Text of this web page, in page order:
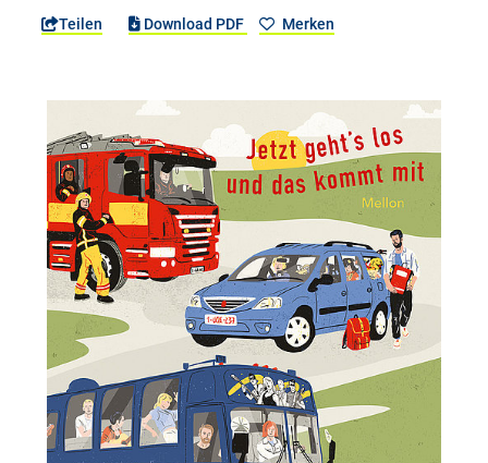
Teilen Download PDF Merken